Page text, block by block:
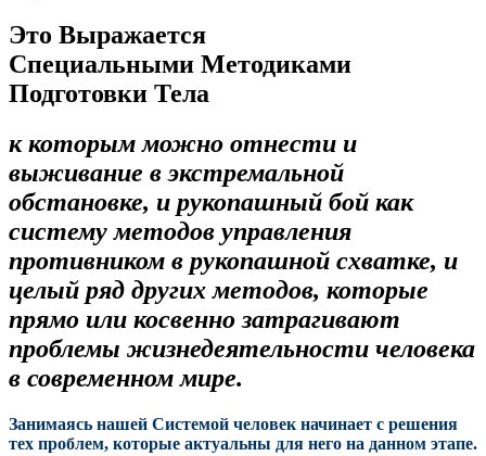
Это Выражается
Специальными Методиками
Подготовки Тела
к которым можно отнести и
выживание в экстремальной
обстановке, и рукопашный бой как
систему методов управления
противником в рукопашной схватке, и
целый ряд других методов, которые
прямо или косвенно затрагивают
проблемы жизнедеятельности человека
в современном мире.
Занимаясь нашей Системой человек начинает с решения
тех проблем, которые актуальны для него на данном этапе.